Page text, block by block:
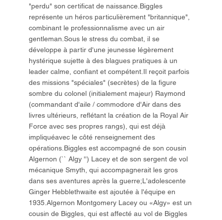
"perdu" son certificat de naissance.Biggles
représente un héros particulièrement "britannique",
combinant le professionnalisme avec un air
gentleman.Sous le stress du combat, il se
développe à partir d'une jeunesse légèrement
hystérique sujette à des blagues pratiques à un
leader calme, confiant et compétent.Il reçoit parfois
des missions "spéciales" (secrètes) de la figure
sombre du colonel (initialement majeur) Raymond
(commandant d'aile / commodore d'Air dans des
livres ultérieurs, reflétant la création de la Royal Air
Force avec ses propres rangs), qui est déjà
impliquéavec le côté renseignement des
opérations.Biggles est accompagné de son cousin
Algernon (`` Algy '') Lacey et de son sergent de vol
mécanique Smyth, qui accompagnerait les gros
dans ses aventures après la guerre;L'adolescente
Ginger Hebblethwaite est ajoutée à l'équipe en
1935.Algernon Montgomery Lacey ou «Algy» est un
cousin de Biggles, qui est affecté au vol de Biggles